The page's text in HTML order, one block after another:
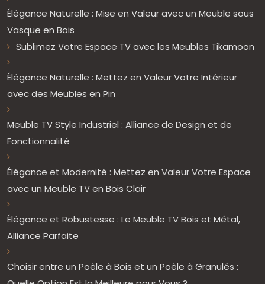
Élégance Naturelle : Mise en Valeur avec un Meuble sous
Vasque en Bois
Sublimez Votre Espace TV avec les Meubles Tikamoon
Élégance Naturelle : Mettez en Valeur Votre Intérieur
avec des Meubles en Pin
Meuble TV Style Industriel : Alliance de Design et de
Fonctionnalité
Élégance et Modernité : Mettez en Valeur Votre Espace
avec un Meuble TV en Bois Clair
Élégance et Robustesse : Le Meuble TV Bois et Métal,
Alliance Parfaite
Choisir entre un Poêle à Bois et un Poêle à Granulés :